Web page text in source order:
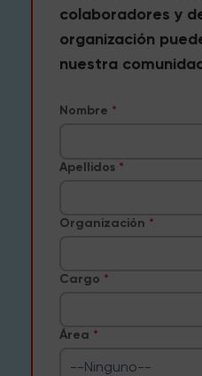
colaboradores y
organización
nuestra
Nombre
Apellidos
Organización
Cargo
Área
--Ninguno--